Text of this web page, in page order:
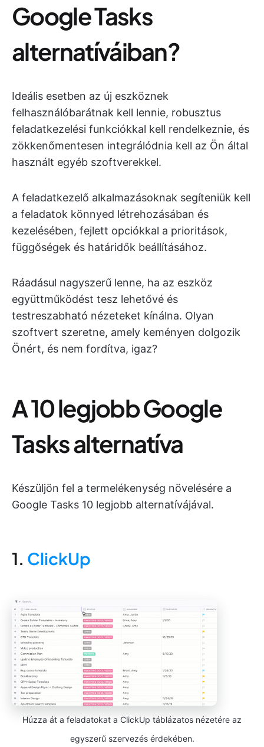
Google Tasks
alternatíváiban?
Ideális esetben az új eszköznek
felhasználóbarátnak kell lennie, robusztus
feladatkezelési funkciókkal kell rendelkeznie, és
zökkenőmentesen integrálódnia kell az Ön által
használt egyéb szoftverekkel.
A feladatkezelő alkalmazásoknak segíteniük kell
a feladatok könnyed létrehozásában és
kezelésében, fejlett opciókkal a prioritások,
függőségek és határidők beállításához.
Ráadásul nagyszerű lenne, ha az eszköz
együttműködést tesz lehetővé és
testreszabható nézeteket kínálna. Olyan
szoftvert szeretne, amely keményen dolgozik
Önért, és nem fordítva, igaz?
A 10 legjobb Google
Tasks alternatíva
Készüljön fel a termelékenység növelésére a
Google Tasks 10 legjobb alternatívájával.
1. ClickUp
Húzza át a feladatokat a ClickUp táblázatos nézetére az
egyszerű szervezés érdekében.